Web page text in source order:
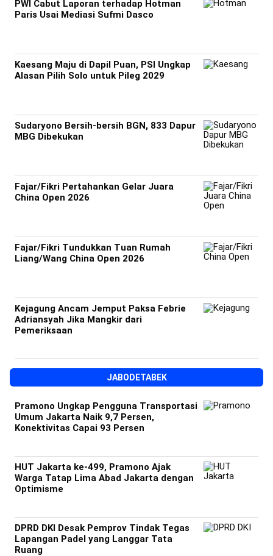
PWI Cabut Laporan terhadap Hotman
Paris Usai Mediasi Sufmi Dasco
Kaesang Maju di Dapil Puan, PSI Ungkap
Alasan Pilih Solo untuk Pileg 2029
Sudaryono Bersih-bersih BGN, 833 Dapur
MBG Dibekukan
Fajar/Fikri Pertahankan Gelar Juara
China Open 2026
Fajar/Fikri Tundukkan Tuan Rumah
Liang/Wang China Open 2026
Kejagung Ancam Jemput Paksa Febrie
Adriansyah Jika Mangkir dari
Pemeriksaan
JABODETABEK
Pramono Ungkap Pengguna Transportasi
Umum Jakarta Naik 9,7 Persen,
Konektivitas Capai 93 Persen
HUT Jakarta ke-499, Pramono Ajak
Warga Tatap Lima Abad Jakarta dengan
Optimisme
DPRD DKI Desak Pemprov Tindak Tegas
Lapangan Padel yang Langgar Tata
Ruang